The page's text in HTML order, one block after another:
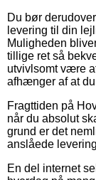
Du bør
levering til din
Muligheden
tillige ret så
utvivlsomt være
afhænger af at
Fragttiden på
når du absolut
grund er det
anslåede
En del internet